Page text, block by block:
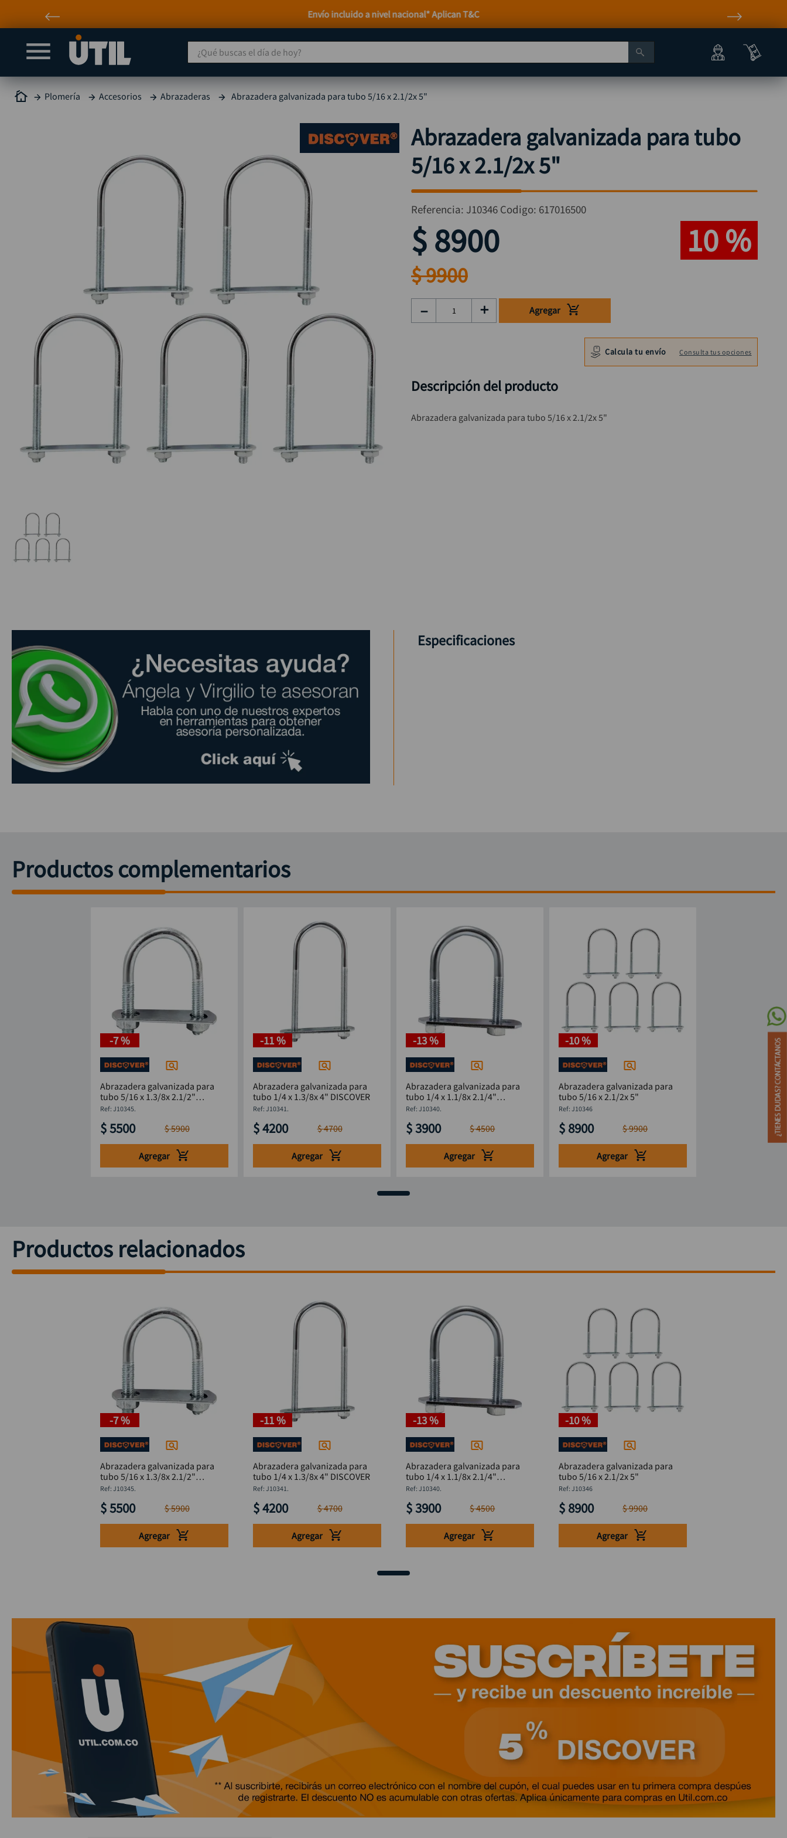
Envío incluido a nivel nacional* Aplican T&C
¿Qué buscas el día de hoy?
Plomería Accesorios Abrazaderas Abrazadera galvanizada para tubo 5/16 x 2.1/2x 5"
Abrazadera galvanizada para tubo
5/16 x 2.1/2x 5"
Referencia: J10346 Codigo: 617016500
$ 8900 10 %
$9900
＋
－ Agregar
Calcula tu envío Consulta tus opciones
Descripción del producto
Abrazadera galvanizada para tubo 5/16 x 2.1/2x 5"
Especificaciones
Productos complementarios
-7 %
Abrazadera galvanizada para
tubo 5/16 x 1.3/8x 2.1/2"
DISCOVER
:J10345.
$5500 $5900
Agregar
-11 %
Abrazadera galvanizada para
tubo 1/4 x 1.3/8x 4" DISCOVER
:J10341.
$4200 $4700
Agregar
-13 %
Abrazadera galvanizada para
tubo 1/4 x 1.1/8x 2.1/4"
DISCOVER
: J10340.
$3900 $4500
Agregar
-10 %
Abrazadera galvanizada para
tubo 5/16 x 2.1/2x 5"
: J10346
$ 8900 $9900
Agregar
Productos relacionados
-7 %
Abrazadera galvanizada para
tubo 5/16 x 1.3/8x 2.1/2"
DISCOVER
:J10345.
$5500 $5900
Agregar
-11 %
Abrazadera galvanizada para
tubo 1/4 x 1.3/8x 4" DISCOVER
:J10341.
$4200 $4700
Agregar
-13 %
Abrazadera galvanizada para
tubo 1/4 x 1.1/8x 2.1/4"
DISCOVER
: J10340.
$3900 $4500
Agregar
-10 %
Abrazadera galvanizada para
tubo 5/16 x 2.1/2x 5"
: J10346
$ 8900 $9900
Agregar
TÉRMINOS MÁS BUSCADOS
1. taladro
compresor
4
combo
ruteadora
broca
sierra circular
rueda
10. black decker